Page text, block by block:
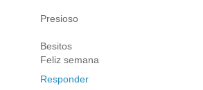
Presioso
Besitos
Feliz semana
Responder